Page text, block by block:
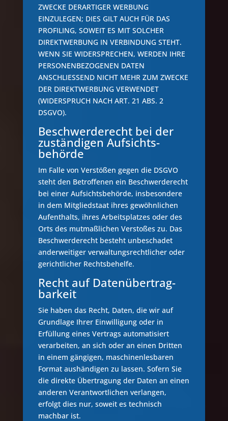
ZWECKE DERARTIGER WERBUNG
EINZULEGEN; DIES GILT AUCH FÜR DAS
PROFILING, SOWEIT ES MIT SOLCHER
DIREKTWERBUNG IN VERBINDUNG STEHT.
WENN SIE WIDERSPRECHEN, WERDEN IHRE
PERSONENBEZOGENEN DATEN
ANSCHLIESSEND NICHT MEHR ZUM ZWECKE
DER DIREKTWERBUNG VERWENDET
(WIDERSPRUCH NACH ART. 21 ABS. 2
DSGVO).
Beschwerde­recht bei der
zuständigen Aufsichts­
behörde
Im Falle von Verstößen gegen die DSGVO
steht den Betroffenen ein Beschwerderecht
bei einer Aufsichtsbehörde, insbesondere
in dem Mitgliedstaat ihres gewöhnlichen
Aufenthalts, ihres Arbeitsplatzes oder des
Orts des mutmaßlichen Verstoßes zu. Das
Beschwerderecht besteht unbeschadet
anderweitiger verwaltungsrechtlicher oder
gerichtlicher Rechtsbehelfe.
Recht auf Daten­übertrag­
barkeit
Sie haben das Recht, Daten, die wir auf
Grundlage Ihrer Einwilligung oder in
Erfüllung eines Vertrags automatisiert
verarbeiten, an sich oder an einen Dritten
in einem gängigen, maschinenlesbaren
Format aushändigen zu lassen. Sofern Sie
die direkte Übertragung der Daten an einen
anderen Verantwortlichen verlangen,
erfolgt dies nur, soweit es technisch
machbar ist.